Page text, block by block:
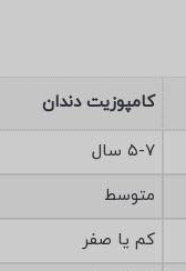
کامپوزیت دندان
۵-۷ سال
متوسط
کم یا صفر